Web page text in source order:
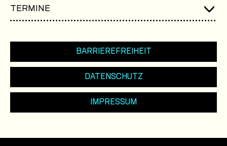
TERMINE
BARRIEREFREIHEIT
DATENSCHUTZ
IMPRESSUM